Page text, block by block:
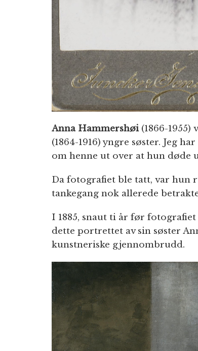
Anna Hammershøi(1866-1955)
(1864-1916) yngre søster. Jeg
om henne ut over at hun døde
Da fotografiet ble tatt, var hun
tankegang nok allerede
I 1885, snaut ti år før
dette portrettet av sin søster
kunstneriske gjennombrudd.